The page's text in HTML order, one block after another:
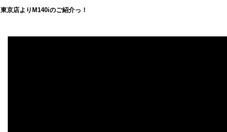
東京店よりM140iのご紹介っ！